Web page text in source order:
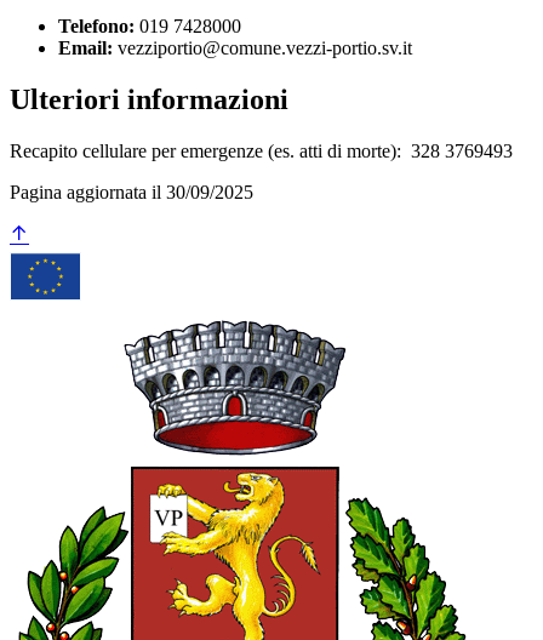
Telefono: 019 7428000
Email: vezziportio@comune.vezzi-portio.sv.it
Ulteriori informazioni
Recapito cellulare per emergenze (es. atti di morte): 328 3769493
Pagina aggiornata il 30/09/2025